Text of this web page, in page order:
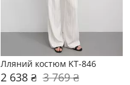
Лляний костюм KT-846
2 638 ₴ 3 769 ₴